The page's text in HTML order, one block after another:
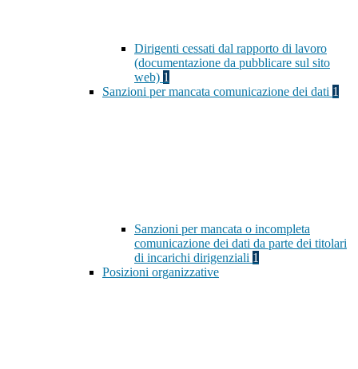
Dirigenti cessati dal rapporto di lavoro
(documentazione da pubblicare sul sito
web) 1
Sanzioni per mancata comunicazione dei dati 1
Sanzioni per mancata o incompleta
comunicazione dei dati da parte dei titolari
di incarichi dirigenziali 1
Posizioni organizzative